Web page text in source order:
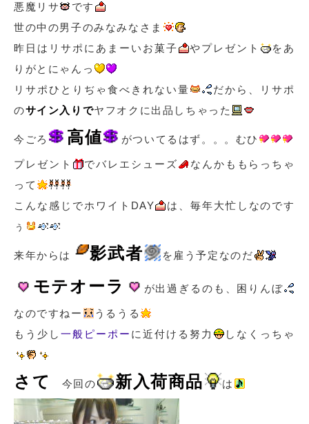
悪魔リサ
です
世の中の男子のみなみなさま
昨日はリサポにあまーいお菓子
やプレゼント
をあ
りがとにゃんっ
リサポひとりぢゃ食べきれない量
だから、リサポ
のサイン入りでヤフオクに出品しちゃった
今ごろ 高値 がついてるはず。。。むひ
プレゼント でバレエシューズ
なんかももらっちゃ
って
こんな感じでホワイトDAY
は、毎年大忙しなのです
ぅ
来年からは 影武者 を雇う予定なのだ
モテオーラ が出過ぎるのも、困りんぼ
なのですねー
うるうる
もう少し 一般ピーポー に近付ける努力 しなくっちゃ
さて 今回の 新入荷商品 は